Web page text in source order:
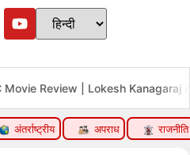
Performance Action Style Film
अंतर्राष्ट्रीय अपराध राजनीति